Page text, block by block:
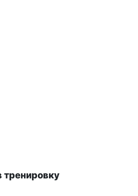
тренировку